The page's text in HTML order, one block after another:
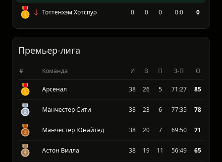
АФК Сандерленд 0 0 0 0:0 0
Тоттенхэм Хотспур 0 0 0 0:0 0
Премьер-лига
# Команда
Арсенал 38 26 5 71:27 85
Манчестер Сити 38 23 6 77:35 78
Манчестер Юнайтед 38 20 7 69:50 71